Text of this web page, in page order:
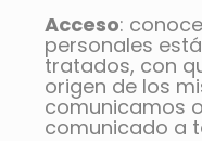
Acceso:
personales
tratados, con
origen de los
comunicamos
comunicado a